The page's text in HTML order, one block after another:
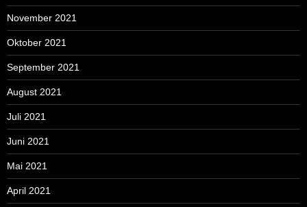
November 2021
Oktober 2021
September 2021
August 2021
Juli 2021
Juni 2021
Mai 2021
April 2021